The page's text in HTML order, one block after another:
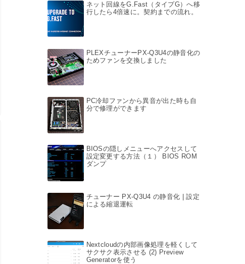
ネット回線をG.Fast（タイプG）へ移
行したら4倍速に。契約までの流れ。
PLEXチューナーPX-Q3U4の静音化の
ためファンを交換しました
PC冷却ファンから異音が出た時も自
分で修理ができます
BIOSの隠しメニューへアクセスして
設定変更する方法（１） BIOS ROM
ダンプ
チューナー PX-Q3U4 の静音化 | 設定
による縮退運転
Nextcloudの内部画像処理を軽くして
サクサク表示させる (2) Preview
Generatorを使う